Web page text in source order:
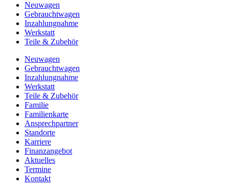
Neuwagen
Gebrauchtwagen
Inzahlungnahme
Werkstatt
Teile & Zubehör
Neuwagen
Gebrauchtwagen
Inzahlungnahme
Werkstatt
Teile & Zubehör
Familie
Familienkarte
Ansprechpartner
Standorte
Karriere
Finanzangebot
Aktuelles
Termine
Kontakt